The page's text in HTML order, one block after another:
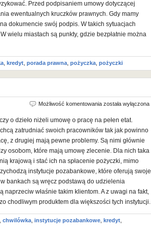
Przed podpisaniem umowy dotyczącej
ewentualnych kruczków prawnych. Gdy mamy
dokumencie swój podpis. W takich sytuacjach
wielu miastach są punkty, gdzie bezpłatnie można
kredyt porada prawna pożyczka pożyczki
Możliwość komentowania Umowa
pracę
a
pożyczka
została wyłączona
o dzieło niżeli umowę o pracę na pełen etat.
zatrudniać swoich pracowników tak jak powinno
z drugiej mają pewne problemy. Są nimi głównie
osobom, które mają umowę zlecenie. Dla nich taka
krajową i stać ich na spłacenie pożyczki, mimo
instytucje pozabankowe, które oferują swoje
bankach są wręcz podstawą do udzielenia
właśnie takim klientom. A z uwagi na fakt,
chodliwym produktem dla większości tych instytucji.
chwilówka instytucje pozabankowe kredyt